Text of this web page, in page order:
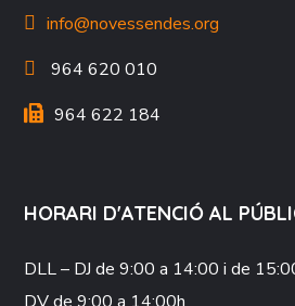
info@novessendes.org
964 620 010
964 622 184
HORARI D'ATENCIÓ AL
DLL – DJde 9:00 a 14:00 i de